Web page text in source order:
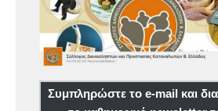
Συμπληρώστε το e-mail και